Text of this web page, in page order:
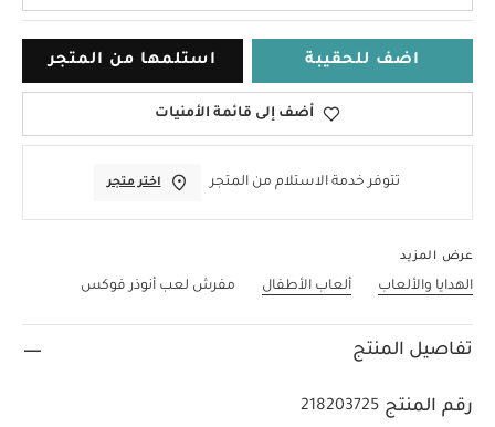
اضف للحقيبة استلمها من المتجر
أضف إلى قائمة الأمنيات
تتوفر خدمة الاستلام من المتجر اختر متجر
عرض المزيد
الهدايا والألعاب ألعاب الأطفال مفرش لعب أنوذر فوكس
تفاصيل المنتج
رقم المنتج 218203725